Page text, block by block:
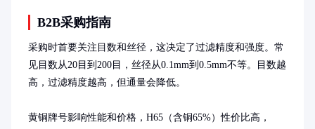
B2B采购指南
采购时首要关注目数和丝径，这决定了过滤精度和强度。常
见目数从20目到200目，丝径从0.1mm到0.5mm不等。目数越
高，过滤精度越高，但通量会降低。
黄铜牌号影响性能和价格，H65（含铜65%）性价比高，